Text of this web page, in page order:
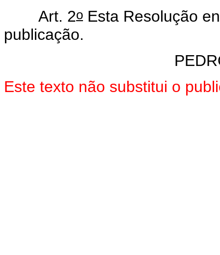
Art. 2o Esta Resolução
publicação.
Este texto não substitui o